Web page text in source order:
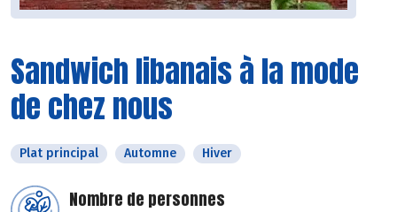
Sandwich libanais à la mode
de chez nous
Plat principal Automne Hiver
Nombre de personnes